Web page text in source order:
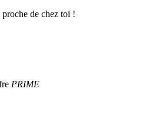
de chez toi !
PRIME